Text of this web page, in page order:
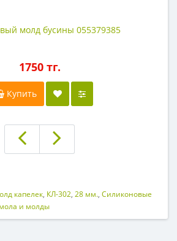
молд бусины 055379385
1750 тг.
Купить
капелек, КЛ-302, 28 мм., Силиконовые
и молды